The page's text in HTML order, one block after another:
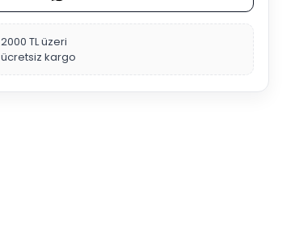
2000 TL üzeri
ücretsiz kargo